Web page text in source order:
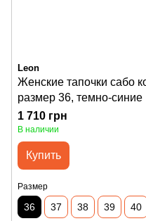
Leon
Женские тапочки сабо
размер 36, темно-синие
1 710 грн
В наличии
Купить
Размер
36 37 38 39 40